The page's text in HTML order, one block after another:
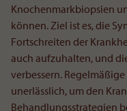
Knochenmarkbiopsien
können. Ziel ist es, die
Fortschreiten der
auch aufzuhalten, und
verbessern.
unerlässlich, um den
Behandlungsstrategien